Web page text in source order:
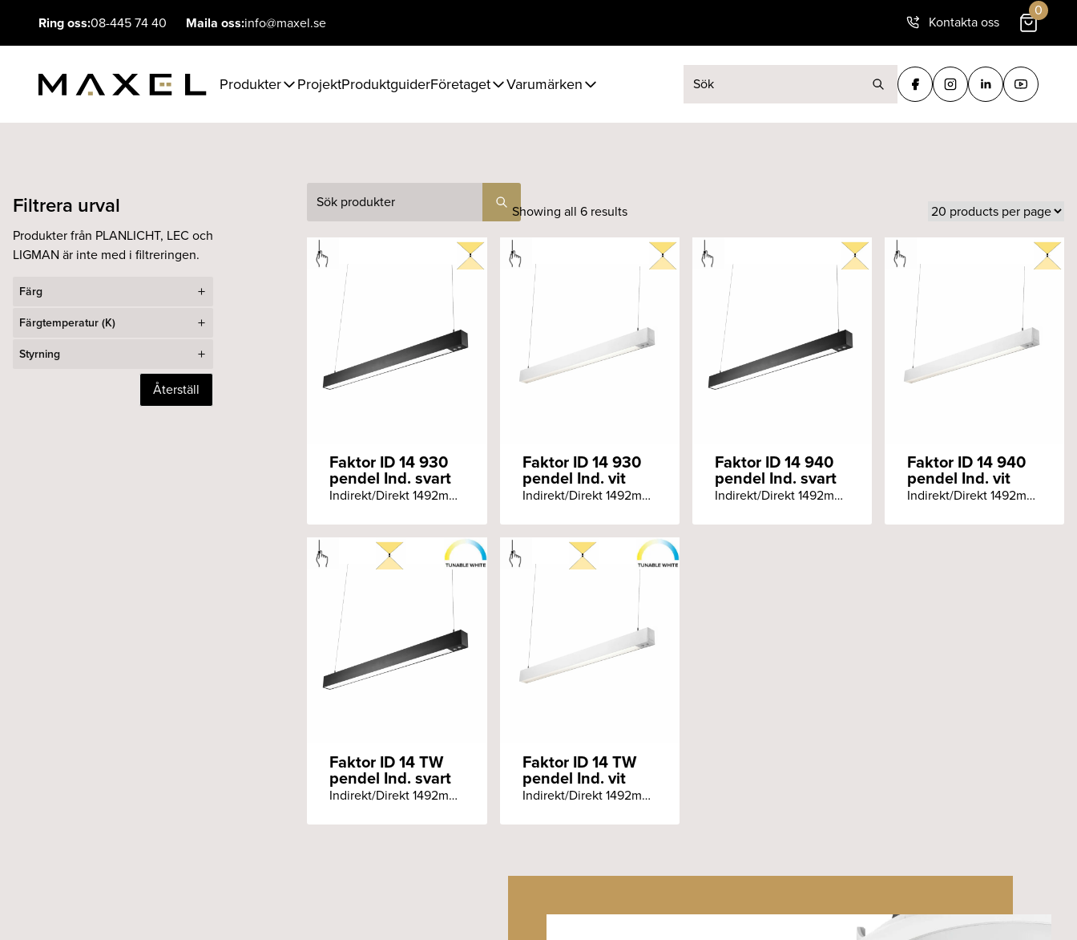
Ring oss:08-445 74 40 Maila oss:info@maxel.se Kontakta oss
0
Produkter ProjektProduktguiderFöretaget Varumärken Sök efter:
Filtrera urval
Produkter från PLANLICHT, LEC och
LIGMAN är inte med i filtreringen.
Färg
Färgtemperatur (K)
Styrning
Återställ
Sök Showing all 6 results
Faktor ID 14 930
pendel Ind. svart
Indirekt/Direkt 1492mm Ra90+ 3000K Pendlat Individuell styrning svart armatur
Faktor ID 14 930
pendel Ind. vit
Indirekt/Direkt 1492mm Ra90+ 3000K Pendlat Individuell styrning vit armatur
Faktor ID 14 940
pendel Ind. svart
Indirekt/Direkt 1492mm Ra90+ 4000K Pendlat Individuell styrning svart armatur
Faktor ID 14 940
pendel Ind. vit
Indirekt/Direkt 1492mm Ra90+ 4000K Pendlat Individuell styrning vit armatur
Faktor ID 14 TW
pendel Ind. svart
Indirekt/Direkt 1492mm Ra90+ 2700-6500K Pendlat Individuell styrning svart armatur
Faktor ID 14 TW
pendel Ind. vit
Indirekt/Direkt 1492mm Ra90+ 2700-6500K Pendlat Individuell styrning vit armatur